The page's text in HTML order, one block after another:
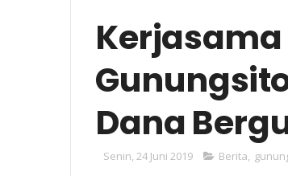
Kerjasama
Dana
Senin, 24 Juni 2019 Berita